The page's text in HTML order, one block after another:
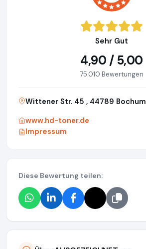
Sehr Gut
4,90 / 5,00
75.010 Bewertungen
Wittener Str. 45 , 44789 Bochum
www.hd-toner.de
Impressum
Diese Bewertung teilen: